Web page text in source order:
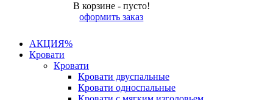
В корзине - пусто!
оформить заказ
АКЦИЯ%
Кровати
Кровати
Кровати двуспальные
Кровати односпальные